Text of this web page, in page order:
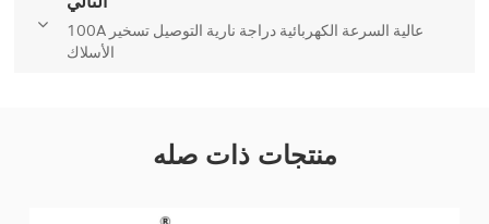
100A عالية السرعة الكهربائية دراجة نارية التوصيل تسخير
الأسلاك
منتجات ذات صله